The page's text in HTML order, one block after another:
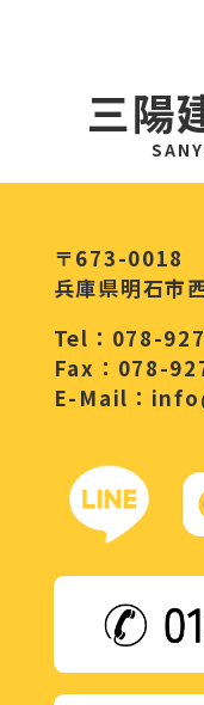
三陽
〒673-0018
兵庫県明石市
Tel：078-
Fax：078-
E-Mail：